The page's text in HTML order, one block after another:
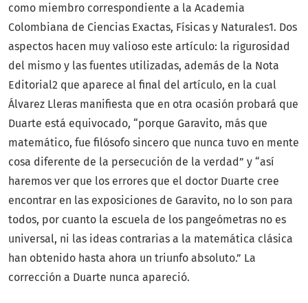
como miembro correspondiente a la Academia
Colombiana de Ciencias Exactas, Físicas y Naturales1. Dos
aspectos hacen muy valioso este artículo: la rigurosidad
del mismo y las fuentes utilizadas, además de la Nota
Editorial2 que aparece al final del artículo, en la cual
Álvarez Lleras manifiesta que en otra ocasión probará que
Duarte está equivocado, “porque Garavito, más que
matemático, fue filósofo sincero que nunca tuvo en mente
cosa diferente de la persecución de la verdad” y “así
haremos ver que los errores que el doctor Duarte cree
encontrar en las exposiciones de Garavito, no lo son para
todos, por cuanto la escuela de los pangeómetras no es
universal, ni las ideas contrarias a la matemática clásica
han obtenido hasta ahora un triunfo absoluto.” La
corrección a Duarte nunca apareció.